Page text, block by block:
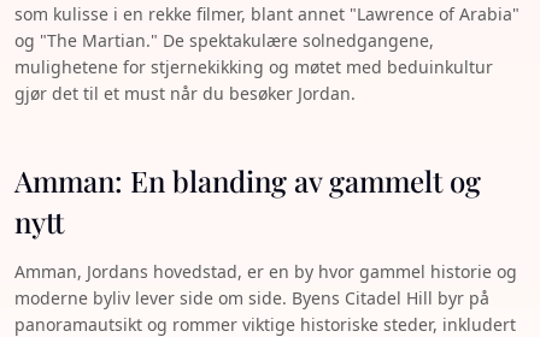
som kulisse i en rekke filmer, blant annet "Lawrence of Arabia"
og "The Martian." De spektakulære solnedgangene,
mulighetene for stjernekikking og møtet med beduinkultur
gjør det til et must når du besøker Jordan.
Amman: En blanding av gammelt og
nytt
Amman, Jordans hovedstad, er en by hvor gammel historie og
moderne byliv lever side om side. Byens Citadel Hill byr på
panoramautsikt og rommer viktige historiske steder, inkludert